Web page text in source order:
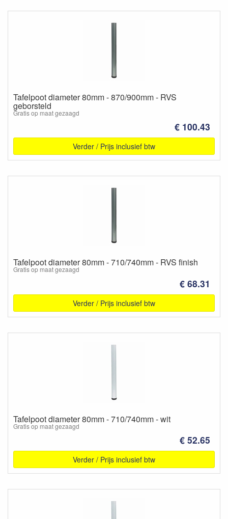
Tafelpoot diameter 80mm - 870/900mm - RVS
geborsteld
Gratis op maat gezaagd
€ 100.43
Verder / Prijs inclusief btw
Tafelpoot diameter 80mm - 710/740mm - RVS finish
Gratis op maat gezaagd
€ 68.31
Verder / Prijs inclusief btw
Tafelpoot diameter 80mm - 710/740mm - wit
Gratis op maat gezaagd
€ 52.65
Verder / Prijs inclusief btw